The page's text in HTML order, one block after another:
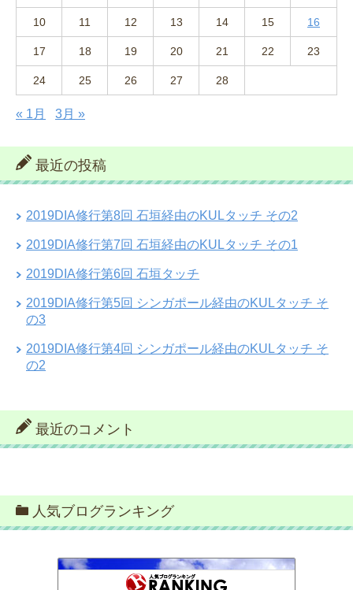
10 11 12 13 14 15 16
17 18 19 20 21 22 23
24 25 26 27 28
« 1月 3月 »
最近の投稿
2019DIA修行第8回 石垣経由のKULタッチ その2
2019DIA修行第7回 石垣経由のKULタッチ その1
2019DIA修行第6回 石垣タッチ
2019DIA修行第5回 シンガポール経由のKULタッチ そ
の3
2019DIA修行第4回 シンガポール経由のKULタッチ そ
の2
最近のコメント
人気ブログランキング